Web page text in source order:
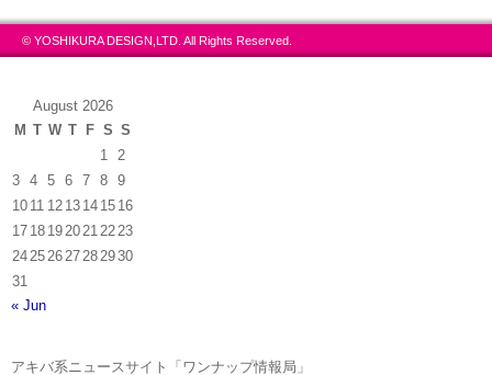
© YOSHIKURA DESIGN,LTD. All Rights Reserved.
August 2026
M T W T F S S
1
2
3
4 5 6 7 8
9
10 11 12 13 14 15 16
17 18 19 20 21 22 23
24 25 26 27 28 2930
31
« Jun
アキバ系ニュースサイト「ワンナップ情報局」